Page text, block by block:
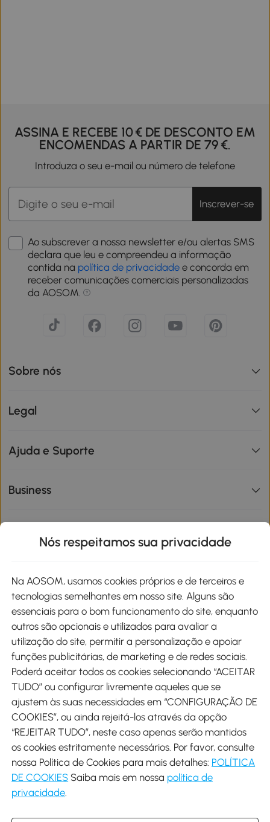
ASSINA E RECEBE 10 € DE DESCONTO EM
ENCOMENDAS A PARTIR DE 79 €.
Introduza o seu e-mail ou número de telefone
Inscrever-se
Ao subscrever a nossa newsletter e/ou alertas SMS
declara que leu e compreendeu a informação
contida na política de privacidade e concorda em
receber comunicações comerciais personalizadas
da AOSOM.
Sobre nós
Legal
Ajuda e Suporte
Business
Métodos de pagamento
Envio
Descarregar Aosom App
Google Play
Nós respeitamos sua privacidade
Na AOSOM, usamos cookies próprios e de terceiros e
tecnologias semelhantes em nosso site. Alguns são
essenciais para o bom funcionamento do site, enquanto
outros são opcionais e utilizados para avaliar a
utilização do site, permitir a personalização e apoiar
funções publicitárias, de marketing e de redes sociais.
Poderá aceitar todos os cookies selecionando “ACEITAR
TUDO” ou configurar livremente aqueles que se
ajustem às suas necessidades em “CONFIGURAÇÃO DE
COOKIES”, ou ainda rejeitá-los através da opção
“REJEITAR TUDO”, neste caso apenas serão mantidos
os cookies estritamente necessários. Por favor, consulte
nossa Política de Cookies para mais detalhes: POLÍTICA
DE COOKIES Saiba mais em nossa política de
privacidade